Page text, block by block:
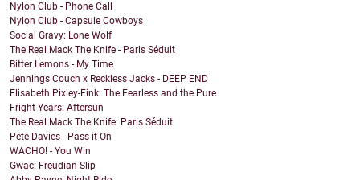
Nylon Club - Phone Call
Nylon Club - Capsule Cowboys
Social Gravy: Lone Wolf
The Real Mack The Knife - Paris Séduit
Bitter Lemons - My Time
Jennings Couch x Reckless Jacks - DEEP END
Elisabeth Pixley-Fink: The Fearless and the Pure
Fright Years: Aftersun
The Real Mack The Knife: Paris Séduit
Pete Davies - Pass it On
WACHO! - You Win
Gwac: Freudian Slip